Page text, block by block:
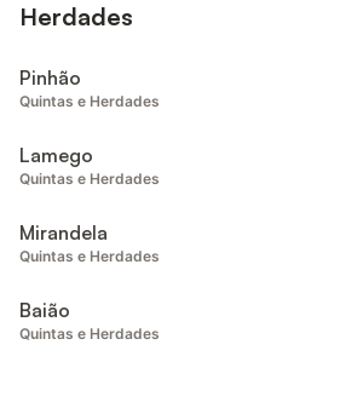
Herdades
Pinhão
Quintas e Herdades
Lamego
Quintas e Herdades
Mirandela
Quintas e Herdades
Baião
Quintas e Herdades